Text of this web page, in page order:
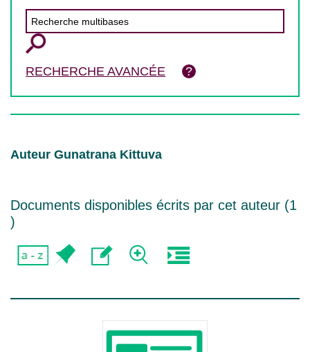
RECHERCHE AVANCÉE
Auteur Gunatrana Kittuva
Documents disponibles écrits par cet auteur (1
)